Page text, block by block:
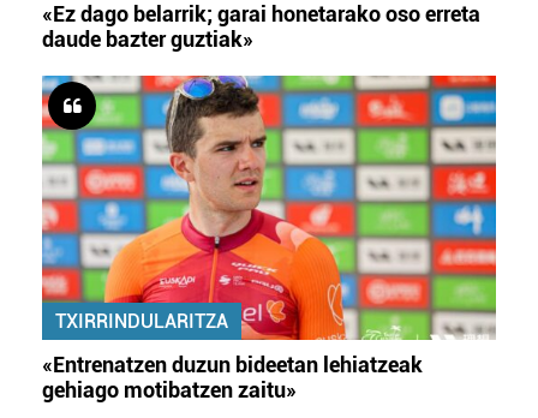
«Ez dago belarrik; garai honetarako oso erreta
daude bazter guztiak»
TXIRRINDULARITZA
«Entrenatzen duzun bideetan lehiatzeak
gehiago motibatzen zaitu»